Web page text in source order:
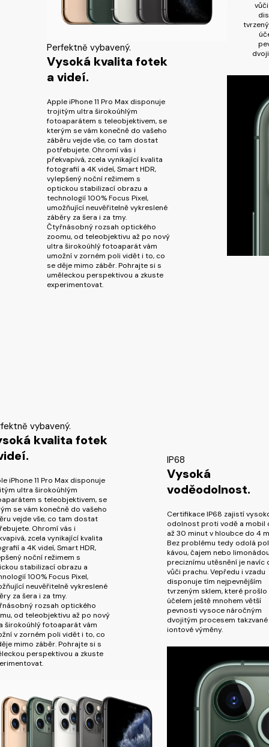
Perfektně vybavený.
Vysoká kvalita fotek
a videí.
Apple iPhone 11 Pro Max disponuje
trojitým ultra širokoúhlým
fotoaparátem s teleobjektivem, se
kterým se vám konečně do vašeho
záběru vejde vše, co tam dostat
potřebujete. Ohromí vás i
překvapivá, zcela vynikající kvalita
fotografií a 4K videí, Smart HDR,
vylepšený noční režimem s
optickou stabilizací obrazu a
technologií 100% Focus Pixel,
umožňující neuvěřitelně vykreslené
záběry za šera i za tmy.
Čtyřnásobný rozsah optického
zoomu, od teleobjektivu až po nový
ultra širokoúhlý fotoaparát vám
umožní v zorném poli vidět i to, co
se děje mimo záběr. Pohrajte si s
uměleckou perspektivou a zkuste
experimentovat.
vybavený.
kvalita fotek
iPhone 11 Pro Max disponuje
ultra širokoúhlým
s teleobjektivem, se
se vám konečně do vašeho
vejde vše, co tam dostat
Ohromí vás i
zcela vynikající kvalita
a 4K videí, Smart HDR,
noční režimem s
stabilizací obrazu a
100% Focus Pixel,
neuvěřitelně vykreslené
za šera i za tmy.
rozsah optického
od teleobjektivu až po nový
širokoúhlý fotoaparát vám
v zorném poli vidět i to, co
mimo záběr. Pohrajte si s
perspektivou a zkuste
IP68
Vysoká
voděodolnost.
Certifikace IP68 zajistí
odolnost proti vodě a mobil
až 30 minut v hloubce do 4
Bez problému tedy odolá
kávou, čajem nebo
preciznímu utěsnění je navíc
vůči prachu. Vepředu i vzadu
disponuje tím nejpevnějším
tvrzeným sklem, které prošlo
účelem ještě mnohem větší
pevnosti vysoce náročným
dvojitým procesem takzvané
iontové výměny.